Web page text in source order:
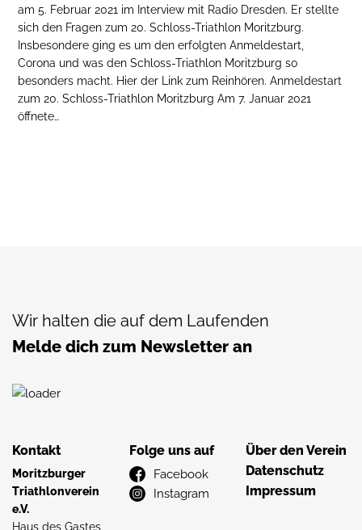
am 5. Februar 2021 im Interview mit Radio Dresden. Er stellte
sich den Fragen zum 20. Schloss-Triathlon Moritzburg.
Insbesondere ging es um den erfolgten Anmeldestart,
Corona und was den Schloss-Triathlon Moritzburg so
besonders macht. Hier der Link zum Reinhören. Anmeldestart
zum 20. Schloss-Triathlon Moritzburg Am 7. Januar 2021
öffnete…
Wir halten die auf dem Laufenden
Melde dich zum Newsletter an
Kontakt
Moritzburger
Triathlonverein
e.V.
Haus des Gastes
Folge uns auf
Facebook
Instagram
Über den Verein
Datenschutz
Impressum